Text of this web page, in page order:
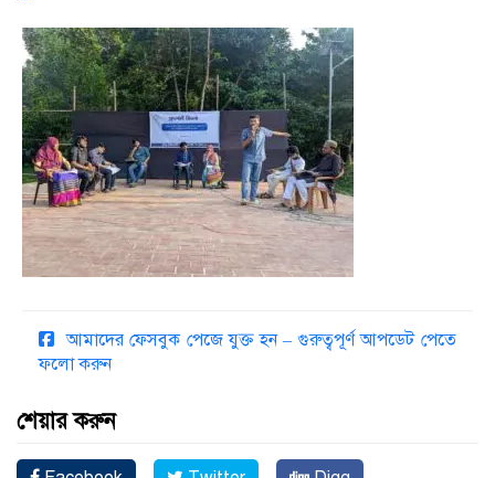
আমাদের ফেসবুক পেজে যুক্ত হন – গুরুত্বপূর্ণ আপডেট পেতে
ফলো করুন
শেয়ার করুন